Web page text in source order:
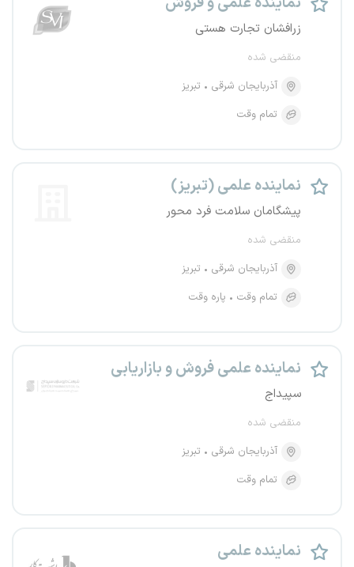
زرافشان تجارت هستی
منقضی شده
آذربایجان شرقی
تبریز
تمام وقت
نماینده علمی (تبریز)
پیشگامان سلامت فرد محور
منقضی شده
آذربایجان شرقی
تبریز
تمام وقت
پاره وقت
نماینده علمی فروش و بازاریابی
سپیداج
منقضی شده
آذربایجان شرقی
تبریز
تمام وقت
نماینده علمی